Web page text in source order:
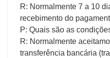
R: Normalmente 7 a 10
recebimento do
P: Quais são as
R: Normalmente
transferência bancária